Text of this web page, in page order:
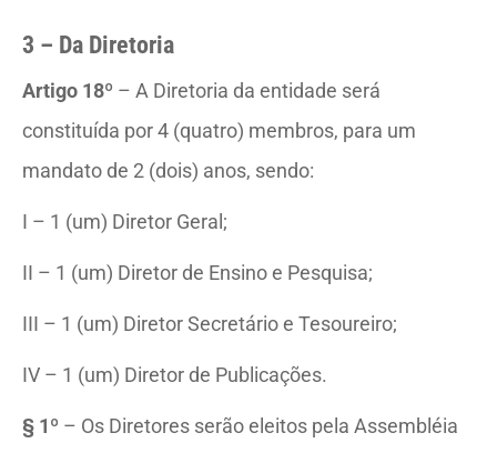
3 – Da Diretoria
Artigo 18º – A Diretoria da entidade será
constituída por 4 (quatro) membros, para um
mandato de 2 (dois) anos, sendo:
I – 1 (um) Diretor Geral;
II – 1 (um) Diretor de Ensino e Pesquisa;
III – 1 (um) Diretor Secretário e Tesoureiro;
IV – 1 (um) Diretor de Publicações.
§ 1º – Os Diretores serão eleitos pela Assembléia